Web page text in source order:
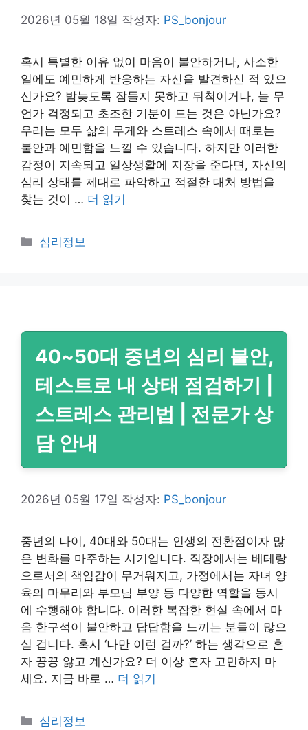
2026년 05월 18일 작성자: PS_bonjour
혹시 특별한 이유 없이 마음이 불안하거나, 사소한
일에도 예민하게 반응하는 자신을 발견하신 적 있으
신가요? 밤늦도록 잠들지 못하고 뒤척이거나, 늘 무
언가 걱정되고 초조한 기분이 드는 것은 아닌가요?
우리는 모두 삶의 무게와 스트레스 속에서 때로는
불안과 예민함을 느낄 수 있습니다. 하지만 이러한
감정이 지속되고 일상생활에 지장을 준다면, 자신의
심리 상태를 제대로 파악하고 적절한 대처 방법을
찾는 것이 … 더 읽기
카
심리정보
40~50대 중년의 심리 불안,
테스트로 내 상태 점검하기 |
스트레스 관리법 | 전문가 상
담 안내
2026년 05월 17일 작성자: PS_bonjour
중년의 나이, 40대와 50대는 인생의 전환점이자 많
은 변화를 마주하는 시기입니다. 직장에서는 베테랑
으로서의 책임감이 무거워지고, 가정에서는 자녀 양
육의 마무리와 부모님 부양 등 다양한 역할을 동시
에 수행해야 합니다. 이러한 복잡한 현실 속에서 마
음 한구석이 불안하고 답답함을 느끼는 분들이 많으
실 겁니다. 혹시 ‘나만 이런 걸까?’ 하는 생각으로 혼
자 끙끙 앓고 계신가요? 더 이상 혼자 고민하지 마
세요. 지금 바로 … 더 읽기
카
심리정보